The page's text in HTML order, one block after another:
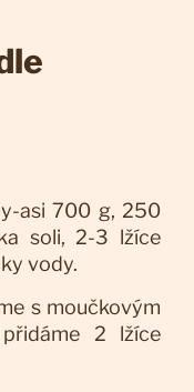
asi 700 g, 250
soli, 2-3 lžíce
vody.
s moučkovým
2 lžíce